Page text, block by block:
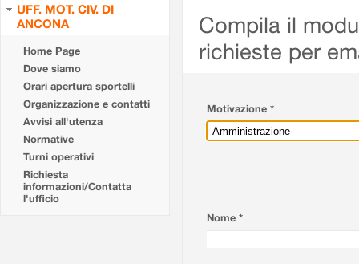
UFF. MOT. CIV. DI
ANCONA
Home Page
Dove siamo
Orari apertura sportelli
Organizzazione e contatti
Avvisi all'utenza
Normative
Turni operativi
Richiesta
informazioni/Contatta
l'ufficio
Compila il
richieste per
Motivazione *
Nome *